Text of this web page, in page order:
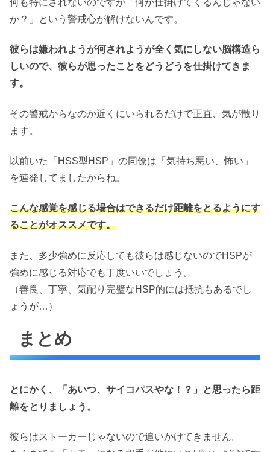
か？」という警戒心が解けないんです。
彼らは嫌われようが何されようが全く気にしない脳構造ら
しいので、彼らが思ったことをどうどうを仕掛けてきま
す。
その警戒からなのか近くにいられるだけで正直、気が散り
ます。
以前いた「HSS型HSP」の同僚は「気持ち悪い、怖い」
を連発してましたからね。
こんな感覚を感じる場合はできるだけ距離をとるようにす
ることがオススメです。
また、多少強めに反応しても彼らは感じないのでHSPが
強めに感じる対応でも丁度いいでしょう。
（善良、丁寧、気配り完璧なHSP的には抵抗もあるでし
ょうが…）
まとめ
とにかく、「あいつ、サイコパスやな！？」と思ったら距
離をとりましょう。
彼らはストーカーじゃないので追いかけてきません。